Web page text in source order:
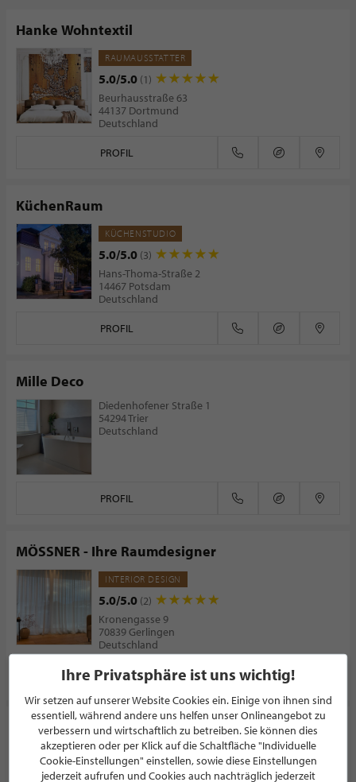
Hanke Wohntextil
RAUMAUSSTATTER
5.0/5.0 (1)
Beurhausstraße 63
44137 Dortmund
Deutschland
PROFIL
KüchenRaum
KÜCHENSTUDIO
5.0/5.0 (3)
Hans-Thoma-Straße 2
14467 Potsdam
Deutschland
PROFIL
Mille Deco
Diedenhofener Straße 1
54294 Trier
Deutschland
PROFIL
MÖSSNER - Ihre Raumdesigner
INTERIOR DESIGN
5.0/5.0 (2)
Kronengasse 9
70839 Gerlingen
Deutschland
PROFIL
arredare GmbH
EINRICHTUNGSHAUS
5.0/5.0(5)
Ihre Privatsphäre ist uns wichtig!
Wir setzen auf unserer Website Cookies ein. Einige von ihnen sind
essentiell, während andere uns helfen unser Onlineangebot zu
verbessern und wirtschaftlich zu betreiben. Sie können dies
akzeptieren oder per Klick auf die Schaltfläche "Individuelle
Cookie-Einstellungen" einstellen, sowie diese Einstellungen
jederzeit aufrufen und Cookies auch nachträglich jederzeit